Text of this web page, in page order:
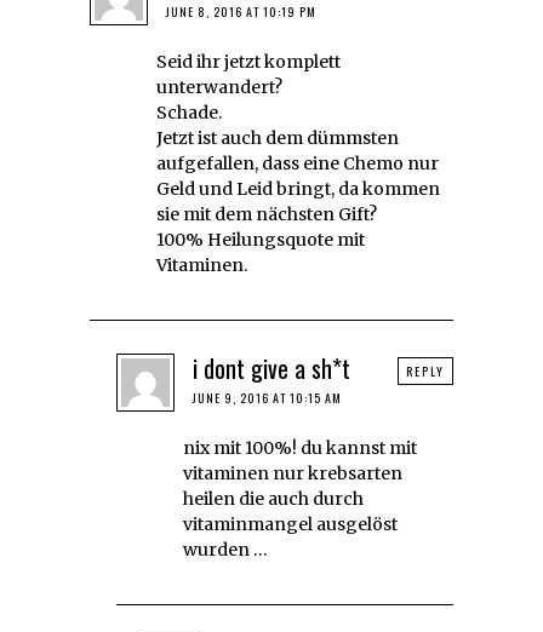
JUNE 8, 2016 AT 10:19 PM
Seid ihr jetzt komplett
unterwandert?
Schade.
Jetzt ist auch dem dümmsten
aufgefallen, dass eine Chemo nur
Geld und Leid bringt, da kommen
sie mit dem nächsten Gift?
100% Heilungsquote mit
Vitaminen.
i dont give a sh*t
JUNE 9, 2016 AT 10:15 AM
nix mit 100%! du kannst mit
vitaminen nur krebsarten
heilen die auch durch
vitaminmangel ausgelöst
wurden …
REPLY